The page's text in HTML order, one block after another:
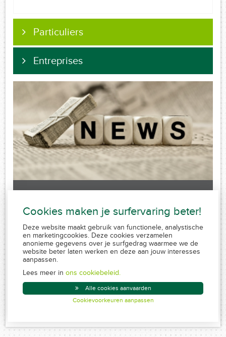
Particuliers
Entreprises
Sorry, no posts matched your criteria.
Conduite MiFID
Created by Insucommerce
Cookies maken je surfervaring beter!
Deze website maakt gebruik van functionele, analystische
en marketingcookies. Deze cookies verzamelen
anonieme gegevens over je surfgedrag waarmee we de
website beter laten werken en deze aan jouw interesses
aanpassen.
Lees meer in ons cookiebeleid.
Alle cookies aanvaarden
Cookievoorkeuren aanpassen